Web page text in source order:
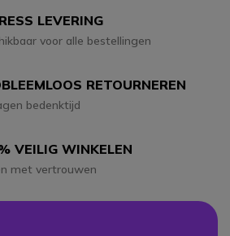
LEVERING
voor alle bestellingen
RETOURNEREN
bedenktijd
VEILIG WINKELEN
met vertrouwen